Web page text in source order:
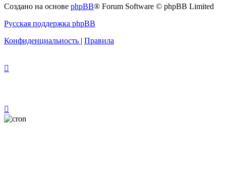
Создано на основе phpBB® Forum Software © phpBB Limited
Русская поддержка phpBB
Конфиденциальность | Правила